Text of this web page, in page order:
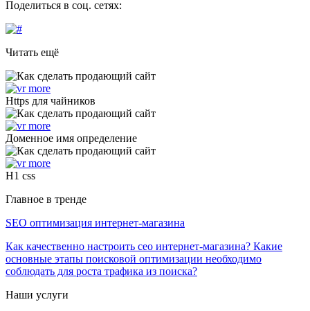
Поделиться в соц. сетях:
Читать ещё
Https для чайников
Доменное имя определение
H1 css
Главное в тренде
SEO оптимизация интернет-магазина
Как качественно настроить сео интернет-магазина? Какие
основные этапы поисковой оптимизации необходимо
соблюдать для роста трафика из поиска?
Наши услуги